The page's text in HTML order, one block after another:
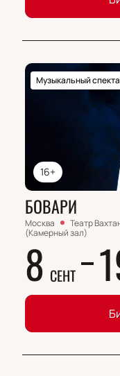
16+
Музыкальный
БОВАРИ
Москва Театр
(Камерный зал)
8 СЕНТ